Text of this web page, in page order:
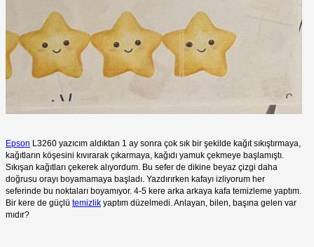
Epson L3260 yazıcım aldıktan 1 ay sonra çok sık bir şekilde kağıt sıkıştırmaya,
kağıtların köşesini kıvırarak çıkarmaya, kağıdı yamuk çekmeye başlamıştı.
Sıkışan kağıtları çekerek alıyordum. Bu sefer de dikine beyaz çizgi daha
doğrusu orayı boyamamaya başladı. Yazdırırken kafayı izliyorum her
seferinde bu noktaları boyamıyor. 4-5 kere arka arkaya kafa temizleme yaptım.
Bir kere de güçlü temizlik yaptım düzelmedi. Anlayan, bilen, başına gelen var
mıdır?